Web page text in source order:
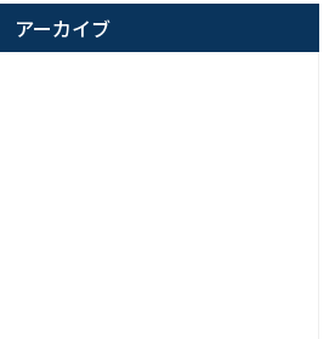
アーカイブ